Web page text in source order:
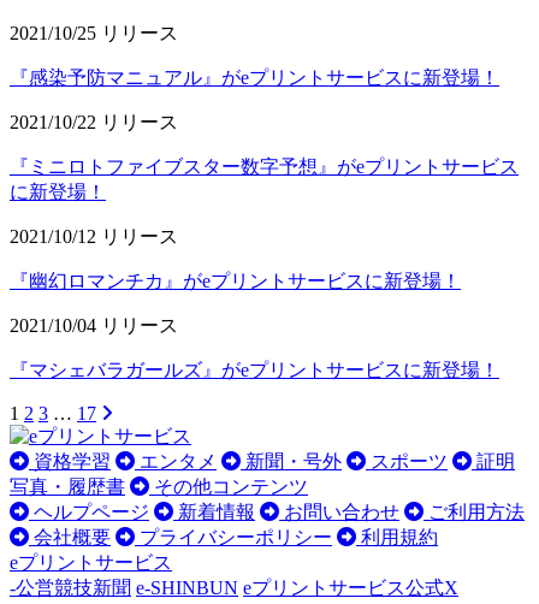
2021/10/25 リリース
『感染予防マニュアル』がeプリントサービスに新登場！
2021/10/22 リリース
『ミニロトファイブスター数字予想』がeプリントサービス
に新登場！
2021/10/12 リリース
『幽幻ロマンチカ』がeプリントサービスに新登場！
2021/10/04 リリース
『マシェバラガールズ』がeプリントサービスに新登場！
1 2 3 … 17
資格学習 エンタメ 新聞・号外 スポーツ
証明
写真・履歴書
その他コンテンツ
ヘルプページ
新着情報 お問い合わせ
ご利用方法
会社概要
プライバシーポリシー
利用規約
eプリントサービス
-公営競技新聞 e-SHINBUN eプリントサービス公式X